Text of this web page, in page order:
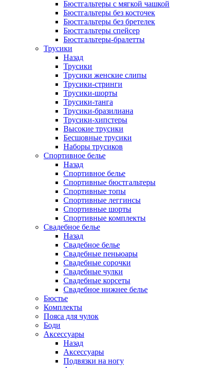
Бюстгальтеры с мягкой чашкой
Бюстгальтеры без косточек
Бюстгальтеры без бретелек
Бюстгальтеры спейсер
Бюстгальтеры-бралетты
Трусики
Назад
Трусики
Трусики женские слипы
Трусики-стринги
Трусики-шорты
Трусики-танга
Трусики-бразилиана
Трусики-хипстеры
Высокие трусики
Бесшовные трусики
Наборы трусиков
Спортивное белье
Назад
Спортивное белье
Спортивные бюстгальтеры
Спортивные топы
Спортивные леггинсы
Спортивные шорты
Спортивные комплекты
Свадебное белье
Назад
Свадебное белье
Свадебные пеньюары
Свадебные сорочки
Свадебные чулки
Свадебные корсеты
Свадебное нижнее белье
Бюстье
Комплекты
Пояса для чулок
Боди
Аксессуары
Назад
Аксессуары
Подвязки на ногу